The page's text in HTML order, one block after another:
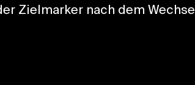
Zielmarker nach dem